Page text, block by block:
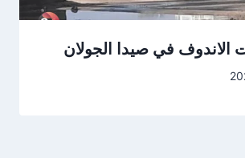
الاندوف في صيدا الجولان